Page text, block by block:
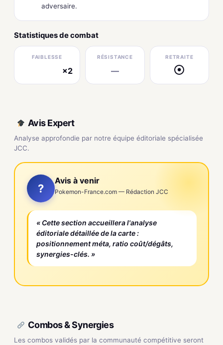
adversaire.
Statistiques de combat
FAIBLESSE
×2
RÉSISTANCE
—
RETRAITE
●
Avis Expert
Analyse approfondie par notre équipe éditoriale spécialisée
JCC.
?
Avis à venir
Pokemon-France.com — Rédaction JCC
« Cette section accueillera l'analyse
éditoriale détaillée de la carte :
positionnement méta, ratio coût/dégâts,
synergies-clés. »
Combos & Synergies
Les combos validés par la communauté compétitive seront